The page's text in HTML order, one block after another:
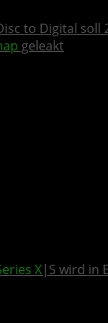
to Digital soll
geleakt
X|S wird in